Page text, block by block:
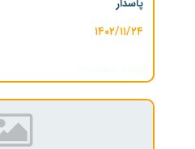
پاسدار
۱۴۰۲/۱۱/۲۴